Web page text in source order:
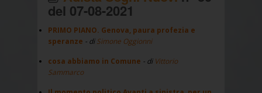
del 07-08-2021
PRIMO PIANO. Genova, paura profezia e
speranze - diSimone Oggionni
cosa abbiamo in Comune - di Vittorio
Sammarco